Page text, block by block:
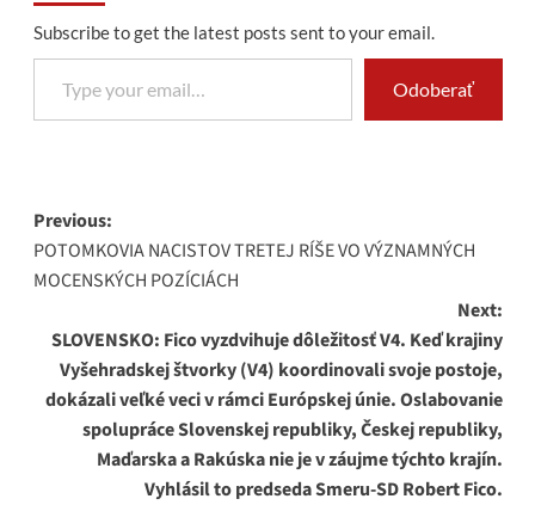
Subscribe to get the latest posts sent to your email.
Type your email…
Odoberať
Post
navigation
Previous:
POTOMKOVIA NACISTOV TRETEJ RÍŠE VO VÝZNAMNÝCH
MOCENSKÝCH POZÍCIÁCH
Next:
SLOVENSKO: Fico vyzdvihuje dôležitosť V4. Keď krajiny
Vyšehradskej štvorky (V4) koordinovali svoje postoje,
dokázali veľké veci v rámci Európskej únie. Oslabovanie
spolupráce Slovenskej republiky, Českej republiky,
Maďarska a Rakúska nie je v záujme týchto krajín.
Vyhlásil to predseda Smeru-SD Robert Fico.